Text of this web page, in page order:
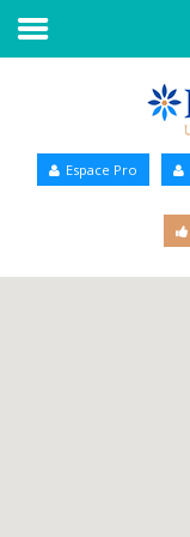
Annuaire Bien-être
Espace Pro